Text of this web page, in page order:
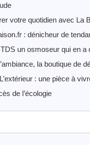
votre quotidien avec La
: dénicheur de
un osmoseur qui en a
la boutique de
: une pièce à
de l’écologie